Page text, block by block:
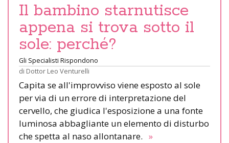
Il bambino starnutisce
appena si trova sotto il
sole: perché?
Gli Specialisti Rispondono
di Dottor Leo Venturelli
Capita se all'improvviso viene esposto al sole
per via di un errore di interpretazione del
cervello, che giudica l'esposizione a una fonte
luminosa abbagliante un elemento di disturbo
che spetta al naso allontanare. »